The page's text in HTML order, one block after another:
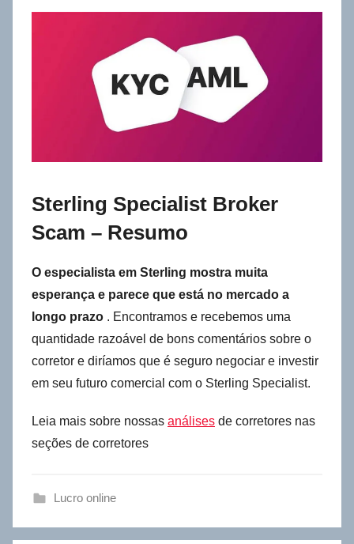
Sterling Specialist Broker
Scam – Resumo
O especialista em Sterling mostra muita
esperança e parece que está no mercado a
longo prazo . Encontramos e recebemos uma
quantidade razoável de bons comentários sobre o
corretor e diríamos que é seguro negociar e investir
em seu futuro comercial com o Sterling Specialist.
Leia mais sobre nossas análises de corretores nas
seções de corretores
Lucro online